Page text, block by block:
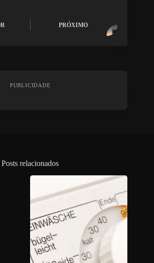
PRÓXIMO
PUBLICIDADE
Posts relacionados